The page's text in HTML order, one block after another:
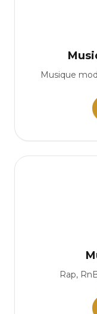
Musique
Rap,